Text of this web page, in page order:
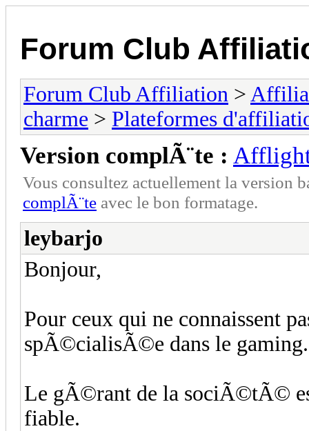
Forum Club
Forum Club Affiliation >
charme > Plateformes
Version complÃ¨te :
Vous consultez actuellement la
complÃ¨te avec le bon formatage.
leybarjo
Bonjour,
Pour ceux qui ne connaissent
spÃ©cialisÃ©e dans le gaming.
Le gÃ©rant de la sociÃ©tÃ©
fiable.